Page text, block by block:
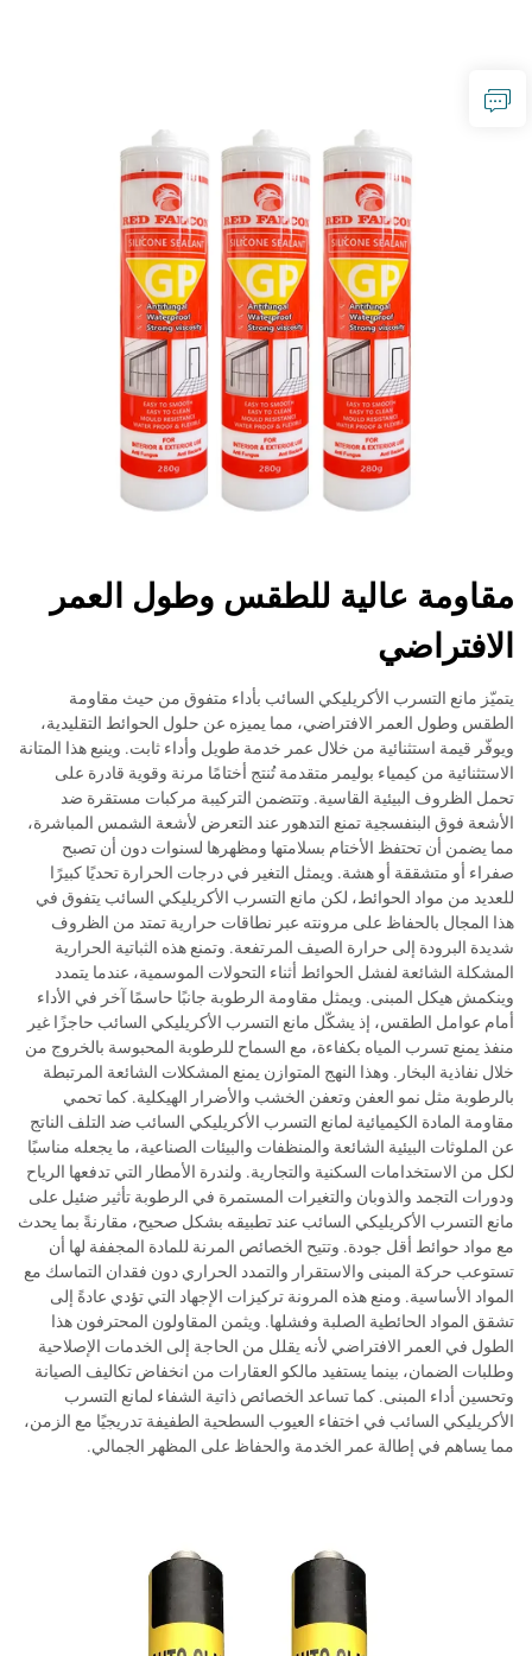
مقاومة عالية للطقس وطول العمر
الافتراضي
يتميّز مانع التسرب الأكريليكي السائب بأداء متفوق من حيث مقاومة
الطقس وطول العمر الافتراضي، مما يميزه عن حلول الحوائط التقليدية،
ويوفّر قيمة استثنائية من خلال عمر خدمة طويل وأداء ثابت. وينبع هذا المتانة
الاستثنائية من كيمياء بوليمر متقدمة تُنتج أختامًا مرنة وقوية قادرة على
تحمل الظروف البيئية القاسية. وتتضمن التركيبة مركبات مستقرة ضد
الأشعة فوق البنفسجية تمنع التدهور عند التعرض لأشعة الشمس المباشرة،
مما يضمن أن تحتفظ الأختام بسلامتها ومظهرها لسنوات دون أن تصبح
صفراء أو متشققة أو هشة. ويمثل التغير في درجات الحرارة تحديًا كبيرًا
للعديد من مواد الحوائط، لكن مانع التسرب الأكريليكي السائب يتفوق في
هذا المجال بالحفاظ على مرونته عبر نطاقات حرارية تمتد من الظروف
شديدة البرودة إلى حرارة الصيف المرتفعة. وتمنع هذه الثباتية الحرارية
المشكلة الشائعة لفشل الحوائط أثناء التحولات الموسمية، عندما يتمدد
وينكمش هيكل المبنى. ويمثل مقاومة الرطوبة جانبًا حاسمًا آخر في الأداء
أمام عوامل الطقس، إذ يشكّل مانع التسرب الأكريليكي السائب حاجزًا غير
منفذ يمنع تسرب المياه بكفاءة، مع السماح للرطوبة المحبوسة بالخروج من
خلال نفاذية البخار. وهذا النهج المتوازن يمنع المشكلات الشائعة المرتبطة
بالرطوبة مثل نمو العفن وتعفن الخشب والأضرار الهيكلية. كما تحمي
مقاومة المادة الكيميائية لمانع التسرب الأكريليكي السائب ضد التلف الناتج
عن الملوثات البيئية الشائعة والمنظفات والبيئات الصناعية، ما يجعله مناسبًا
لكل من الاستخدامات السكنية والتجارية. ولندرة الأمطار التي تدفعها الرياح
ودورات التجمد والذوبان والتغيرات المستمرة في الرطوبة تأثير ضئيل على
مانع التسرب الأكريليكي السائب عند تطبيقه بشكل صحيح، مقارنةً بما يحدث
مع مواد حوائط أقل جودة. وتتيح الخصائص المرنة للمادة المجففة لها أن
تستوعب حركة المبنى والاستقرار والتمدد الحراري دون فقدان التماسك مع
المواد الأساسية. ومنع هذه المرونة تركيزات الإجهاد التي تؤدي عادةً إلى
تشقق المواد الحائطية الصلبة وفشلها. ويثمن المقاولون المحترفون هذا
الطول في العمر الافتراضي لأنه يقلل من الحاجة إلى الخدمات الإصلاحية
وطلبات الضمان، بينما يستفيد مالكو العقارات من انخفاض تكاليف الصيانة
وتحسين أداء المبنى. كما تساعد الخصائص ذاتية الشفاء لمانع التسرب
الأكريليكي السائب في اختفاء العيوب السطحية الطفيفة تدريجيًا مع الزمن،
مما يساهم في إطالة عمر الخدمة والحفاظ على المظهر الجمالي.